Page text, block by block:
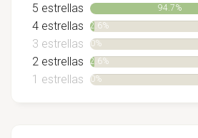
5 estrellas 94.7%
4 estrellas 2.6%
3 estrellas 0%
2 estrellas 2.6%
1 estrellas 0%